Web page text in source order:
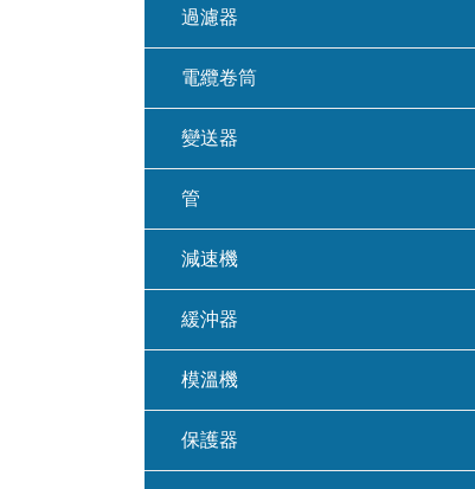
過濾器
電纜卷筒
變送器
管
減速機
緩沖器
模溫機
保護器